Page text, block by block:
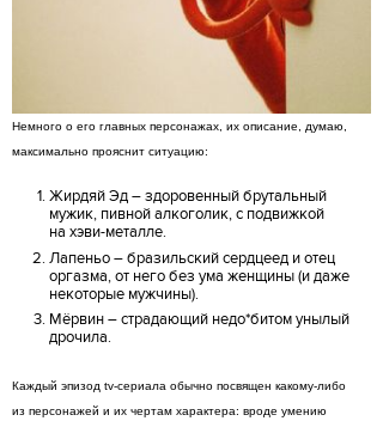
Немного о его главных персонажах, их описание, думаю,
максимально прояснит ситуацию:
Жирдяй Эд – здоровенный брутальный
мужик, пивной алкоголик, с подвижкой
на хэви-металле.
Лапеньо – бразильский сердцеед и отец
оргазма, от него без ума женщины (и даже
некоторые мужчины).
Мёрвин – страдающий недо*битом унылый
дрочила.
Каждый эпизод tv-сериала обычно посвящен какому-либо
из персонажей и их чертам характера: вроде умению